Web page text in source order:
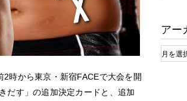
時から東京・新宿FACEで大会を開
だす」の追加決定カードと、追加
アー